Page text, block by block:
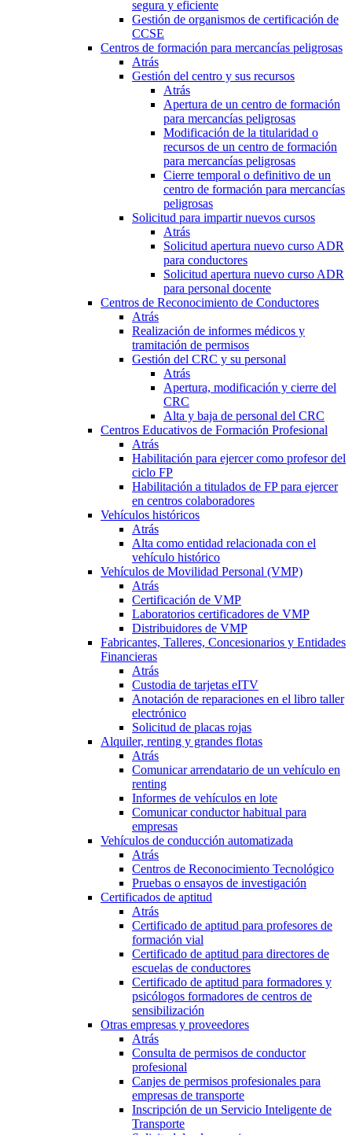
segura y eficiente
Gestión de organismos de certificación de
CCSE
Centros de formación para mercancías peligrosas
Atrás
Gestión del centro y sus recursos
Atrás
Apertura de un centro de formación
para mercancías peligrosas
Modificación de la titularidad o
recursos de un centro de formación
para mercancías peligrosas
Cierre temporal o definitivo de un
centro de formación para mercancías
peligrosas
Solicitud para impartir nuevos cursos
Atrás
Solicitud apertura nuevo curso ADR
para conductores
Solicitud apertura nuevo curso ADR
para personal docente
Centros de Reconocimiento de Conductores
Atrás
Realización de informes médicos y
tramitación de permisos
Gestión del CRC y su personal
Atrás
Apertura, modificación y cierre del
CRC
Alta y baja de personal del CRC
Centros Educativos de Formación Profesional
Atrás
Habilitación para ejercer como profesor del
ciclo FP
Habilitación a titulados de FP para ejercer
en centros colaboradores
Vehículos históricos
Atrás
Alta como entidad relacionada con el
vehículo histórico
Vehículos de Movilidad Personal (VMP)
Atrás
Certificación de VMP
Laboratorios certificadores de VMP
Distribuidores de VMP
Fabricantes, Talleres, Concesionarios y Entidades
Financieras
Atrás
Custodia de tarjetas eITV
Anotación de reparaciones en el libro taller
electrónico
Solicitud de placas rojas
Alquiler, renting y grandes flotas
Atrás
Comunicar arrendatario de un vehículo en
renting
Informes de vehículos en lote
Comunicar conductor habitual para
empresas
Vehículos de conducción automatizada
Atrás
Centros de Reconocimiento Tecnológico
Pruebas o ensayos de investigación
Certificados de aptitud
Atrás
Certificado de aptitud para profesores de
formación vial
Certificado de aptitud para directores de
escuelas de conductores
Certificado de aptitud para formadores y
psicólogos formadores de centros de
sensibilización
Otras empresas y proveedores
Atrás
Consulta de permisos de conductor
profesional
Canjes de permisos profesionales para
empresas de transporte
Inscripción de un Servicio Inteligente de
Transporte